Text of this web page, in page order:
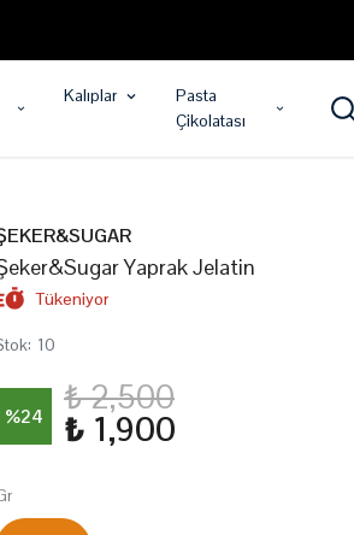
Kalıplar
Pasta
Çikolatası
Yaprak Jelatin
Tükeniyor
: 10
%24 ₺ 2,500
₺ 1,900